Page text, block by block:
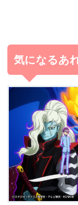
気になるあ